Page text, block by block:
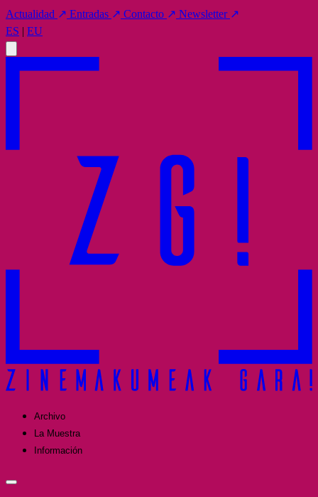
Actualidad ↗ Entradas ↗ Contacto ↗ Newsletter ↗
ES | EU
Archivo
La Muestra
Información